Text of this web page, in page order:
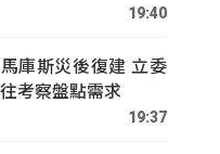
19:40
庫斯災後復建 立委
考察盤點需求
19:37